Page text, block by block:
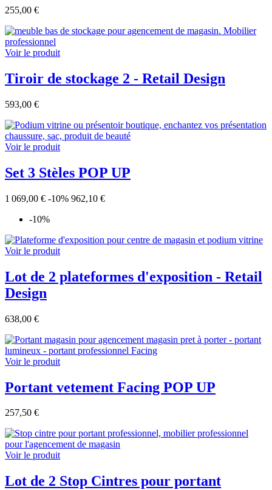
255,00 €
Voir le produit
Tiroir de stockage 2 - Retail Design
593,00 €
Voir le produit
Set 3 Stèles POP UP
1 069,00 € -10% 962,10 €
-10%
Voir le produit
Lot de 2 plateformes d'exposition - Retail
Design
638,00 €
Voir le produit
Portant vetement Facing POP UP
257,50 €
Voir le produit
Lot de 2 Stop Cintres pour portant